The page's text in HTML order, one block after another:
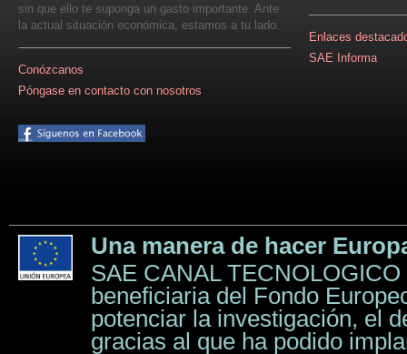
sin que ello te suponga un gasto importante. Ante
la actual situación económica, estamos a tu lado.
Conózcanos
Póngase en contacto con nosotros
Enlaces
SAE Informa
Una manera de hacer
SAE CANAL
beneficiaria del Fondo
potenciar la investigación, el
gracias al que ha podido